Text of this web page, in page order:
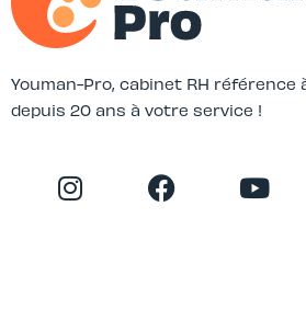
Youman-Pro, cabinet RH référence
depuis 20 ans à votre service !
le contenu